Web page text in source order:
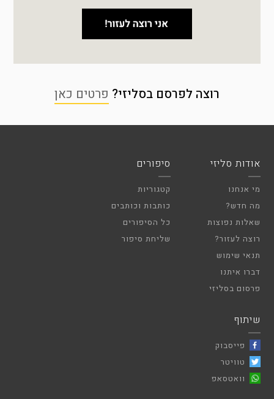
רוצה לפרסם בסליזי? פרטים כאן
אודות סליזי
מי אנחנו
מה חדש?
שאלות נפוצות
רוצה לעזור?
תנאי שימוש
דברו איתנו
פרסום בסליזי
סיפורים
קטגוריות
כותבות וכותבים
כל הסיפורים
שליחת סיפור
שיתוף
פייסבוק
טוויטר
וואטסאפ